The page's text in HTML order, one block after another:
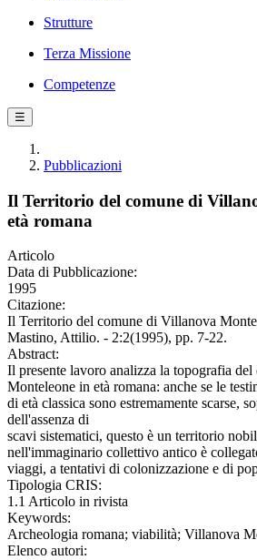
Strutture
Terza Missione
Competenze
☰
Pubblicazioni
Il Territorio del comune di
età romana
Articolo
Data di Pubblicazione:
1995
Citazione:
Il Territorio del comune di Villanova
Mastino, Attilio. - 2:2(1995), pp. 7-22.
Abstract:
Il presente lavoro analizza la topografia
Monteleone in età romana: anche se le
di età classica sono estremamente scarse,
dell'assenza di
scavi sistematici, questo è un territorio
nell'immaginario collettivo antico è
viaggi, a tentativi di colonizzazione e di
Tipologia CRIS:
1.1 Articolo in rivista
Keywords:
Archeologia romana; viabilità; Villanova
Elenco autori: